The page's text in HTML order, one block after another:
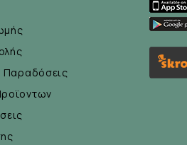
Παραδόσεις